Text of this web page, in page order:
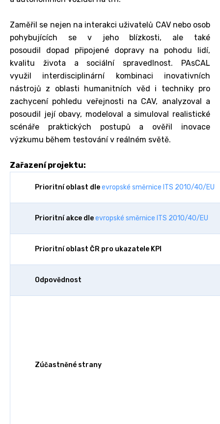
Zaměřil se nejen na interakci uživatelů CAV nebo osob
pohybujících se v jeho blízkosti, ale také
posoudil dopad připojené dopravy na pohodu lidí,
kvalitu života a sociální spravedlnost. PAsCAL
využil interdisciplinární kombinaci inovativních
nástrojů z oblasti humanitních věd i techniky pro
zachycení pohledu veřejnosti na CAV, analyzoval a
posoudil její obavy, modeloval a simuloval realistické
scénáře praktických postupů a ověřil inovace
výzkumu během testování v reálném světě.
Zařazení projektu:
Prioritní oblast dleevropské směrnice ITS 2010/40/EU
Prioritní akce dleevropské směrnice ITS 2010/40/EU
Prioritní oblast ČR pro ukazatele KPI
Odpovědnost
Zúčastněné strany